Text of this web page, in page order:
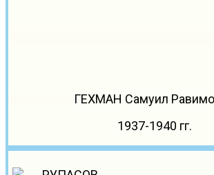
ГЕХМАН Самуил
1937-1940 гг.